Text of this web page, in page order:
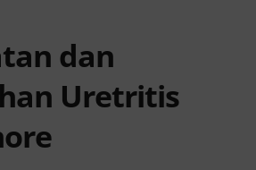
dan
Uretritis